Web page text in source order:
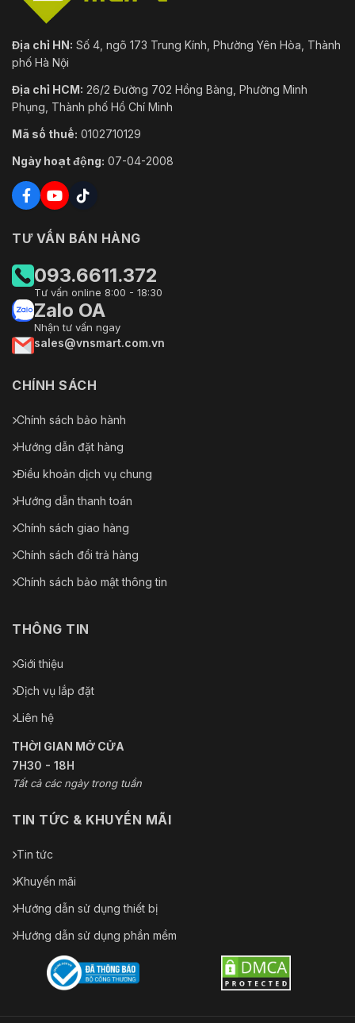
Địa chỉ HN: Số 4, ngõ 173 Trung Kính, Phường Yên Hòa, Thành
phố Hà Nội
Địa chỉ HCM: 26/2 Đường 702 Hồng Bàng, Phường Minh
Phụng, Thành phố Hồ Chí Minh
Mã số thuế: 0102710129
Ngày hoạt động: 07-04-2008
TƯ VẤN BÁN HÀNG
093.6611.372
Tư vấn online 8:00 - 18:30
Zalo OA
Nhận tư vấn ngay
sales@vnsmart.com.vn
CHÍNH SÁCH
Chính sách bảo hành
Hướng dẫn đặt hàng
Điều khoản dịch vụ chung
Hướng dẫn thanh toán
Chính sách giao hàng
Chính sách đổi trả hàng
Chính sách bảo mật thông tin
THÔNG TIN
Giới thiệu
Dịch vụ lắp đặt
Liên hệ
THỜI GIAN MỞ CỬA
7H30 - 18H
Tất cả các ngày trong tuần
TIN TỨC & KHUYẾN MÃI
Tin tức
Khuyến mãi
Hướng dẫn sử dụng thiết bị
Hướng dẫn sử dụng phần mềm